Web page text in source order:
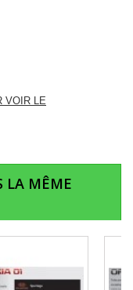
VOIR LE
LA MÊME